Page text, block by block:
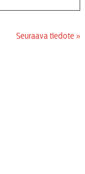
Seuraava tiedote »